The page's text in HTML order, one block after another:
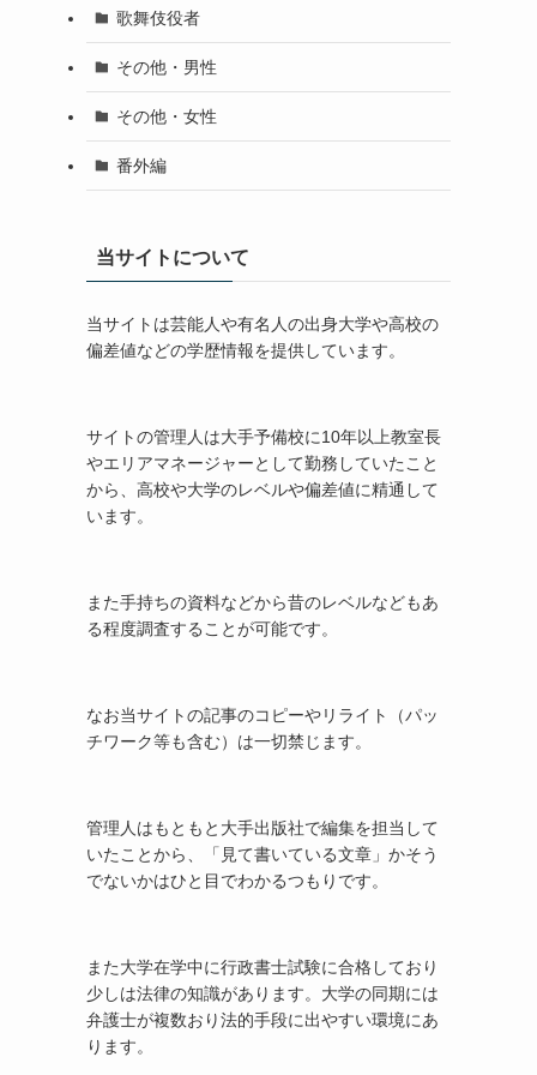
歌舞伎役者
その他・男性
その他・女性
番外編
当サイトについて
当サイトは芸能人や有名人の出身大学や高校の
偏差値などの学歴情報を提供しています。
サイトの管理人は大手予備校に10年以上教室長
やエリアマネージャーとして勤務していたこと
から、高校や大学のレベルや偏差値に精通して
います。
また手持ちの資料などから昔のレベルなどもあ
る程度調査することが可能です。
なお当サイトの記事のコピーやリライト（パッ
チワーク等も含む）は一切禁じます。
管理人はもともと大手出版社で編集を担当して
いたことから、「見て書いている文章」かそう
でないかはひと目でわかるつもりです。
また大学在学中に行政書士試験に合格しており
少しは法律の知識があります。大学の同期には
弁護士が複数おり法的手段に出やすい環境にあ
ります。